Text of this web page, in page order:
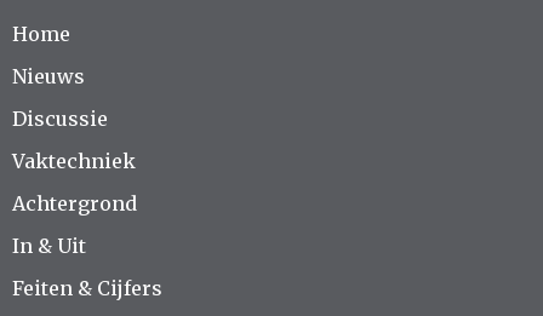
Home
Nieuws
Discussie
Vaktechniek
Achtergrond
In & Uit
Feiten & Cijfers